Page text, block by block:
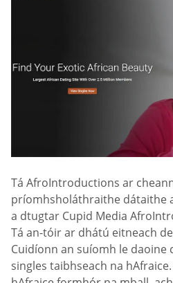
Tá AfroIntroductions ar
príomhsholáthraithe dátaithe
a dtugtar Cupid Media
Tá an-tóir ar dhátú eitneach
Cuidíonn an suíomh le daoine
singles taibhseach na